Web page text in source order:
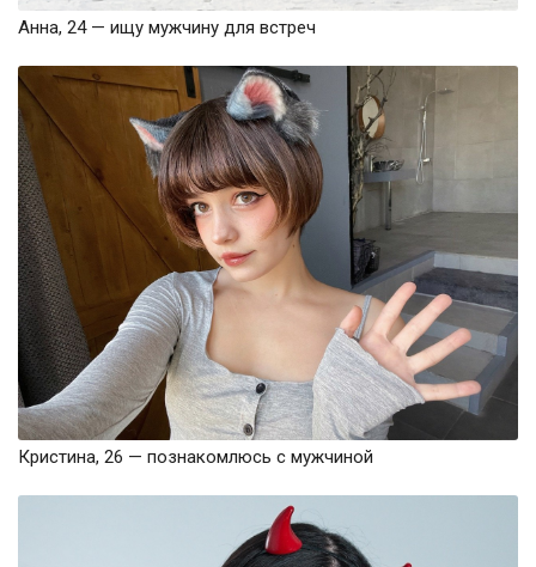
Анна, 24 — ищу мужчину для встреч
Кристина, 26 — познакомлюсь с мужчиной